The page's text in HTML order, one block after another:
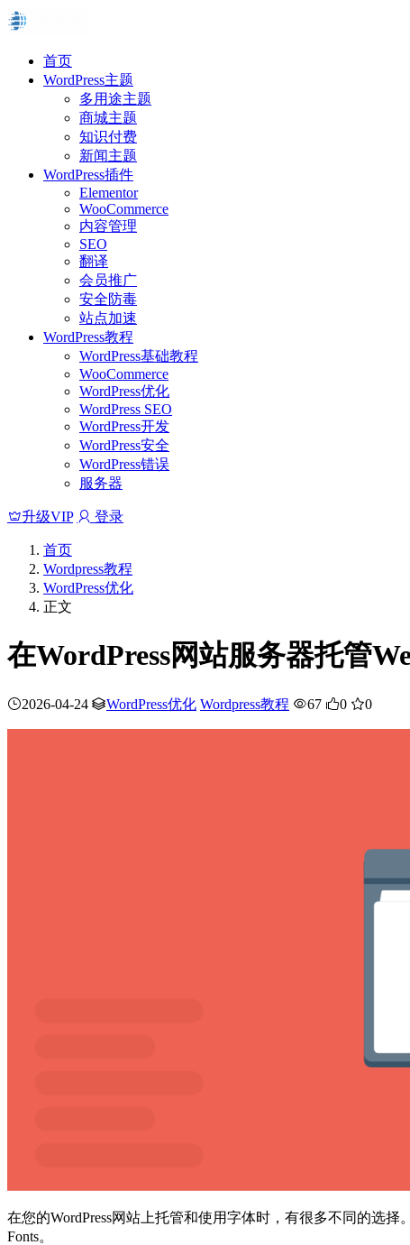
首页
WordPress主题
多用途主题
商城主题
知识付费
新闻主题
WordPress插件
Elementor
WooCommerce
内容管理
SEO
翻译
会员推广
安全防毒
站点加速
WordPress教程
WordPress基础教程
WooCommerce
WordPress优化
WordPress SEO
WordPress开发
WordPress安全
WordPress错误
服务器
升级VIP 登录
首页
Wordpress教程
WordPress优化
正文
在WordPress网站服务器托管
2026-04-24 WordPress优化 Wordpress教程 67 0 0
在您的WordPress网站上托管和使用字体时，有很多不同的选
Fonts。